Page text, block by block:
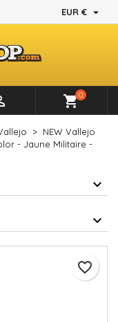
EUR € 
shopping_cart0
NEW Vallejo
- Jaune Militaire -
favorite_border
×
×
liste d'envies
×
des produits à